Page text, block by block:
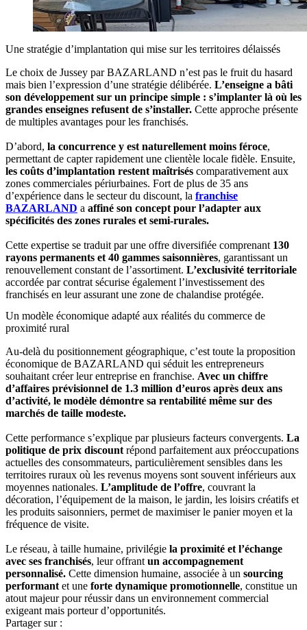
Une stratégie d’implantation qui mise sur les territoires délaissés
Le choix de Jussey par BAZARLAND n’est pas le fruit du hasard
mais bien l’expression d’une stratégie délibérée. L’enseigne a bâti
son développement sur un principe simple : s’implanter là où les
grandes enseignes refusent de s’installer. Cette approche présente
de multiples avantages pour les franchisés.
D’abord, la concurrence y est naturellement moins féroce,
permettant de capter rapidement une clientèle locale fidèle. Ensuite,
les coûts d’implantation restent maîtrisés comparativement aux
zones commerciales périurbaines. Fort de plus de 35 ans
d’expérience dans le secteur du discount, la franchise
BAZARLAND a affiné son concept pour l’adapter aux
spécificités des zones rurales et semi-rurales.
Cette expertise se traduit par une offre diversifiée comprenant 130
rayons permanents et 40 gammes saisonnières, garantissant un
renouvellement constant de l’assortiment. L’exclusivité territoriale
accordée par contrat sécurise également l’investissement des
franchisés en leur assurant une zone de chalandise protégée.
Un modèle économique adapté aux réalités du commerce de
proximité rural
Au-delà du positionnement géographique, c’est toute la proposition
économique de BAZARLAND qui séduit les entrepreneurs
souhaitant créer leur entreprise en franchise. Avec un chiffre
d’affaires prévisionnel de 1.3 million d’euros après deux ans
d’activité, le modèle démontre sa rentabilité même sur des
marchés de taille modeste.
Cette performance s’explique par plusieurs facteurs convergents. La
politique de prix discount répond parfaitement aux préoccupations
actuelles des consommateurs, particulièrement sensibles dans les
territoires ruraux où les revenus moyens sont souvent inférieurs aux
moyennes nationales. L’amplitude de l’offre, couvrant la
décoration, l’équipement de la maison, le jardin, les loisirs créatifs et
les produits saisonniers, permet de maximiser le panier moyen et la
fréquence de visite.
Le réseau, à taille humaine, privilégie la proximité et l’échange
avec ses franchisés, leur offrant un accompagnement
personnalisé. Cette dimension humaine, associée à un sourcing
performant et une forte dynamique promotionnelle, constitue un
atout majeur pour réussir dans un environnement commercial
exigeant mais porteur d’opportunités.
Partager sur :